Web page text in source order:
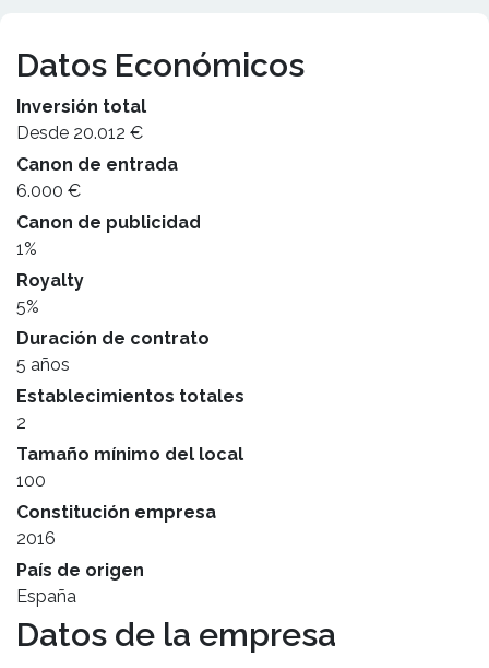
Datos Económicos
Inversión total
Desde 20.012 €
Canon de entrada
6.000 €
Canon de publicidad
1%
Royalty
5%
Duración de contrato
5 años
Establecimientos totales
2
Tamaño mínimo del local
100
Constitución empresa
2016
País de origen
España
Datos de la empresa